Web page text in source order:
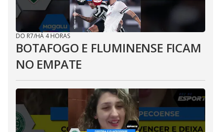
DO R7/HÁ 4 HORAS
BOTAFOGO E FLUMINENSE FICAM
NO EMPATE